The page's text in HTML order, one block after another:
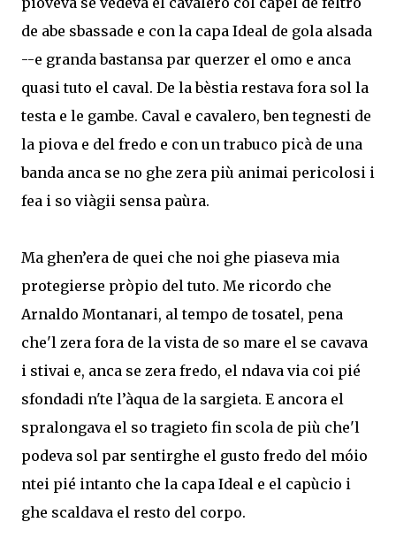
de abe sbassade e con la capa Ideal de gola alsada
--e granda bastansa par querzer el omo e anca
quasi tuto el caval. De la bèstia restava fora sol la
testa e le gambe. Caval e cavalero, ben tegnesti de
la piova e del fredo e con un trabuco picà de una
banda anca se no ghe zera più animai pericolosi i
fea i so viàgii sensa paùra.
Ma ghen’era de quei che noi ghe piaseva mia
protegierse pròpio del tuto. Me ricordo che
Arnaldo Montanari, al tempo de tosatel, pena
che'l zera fora de la vista de so mare el se cavava
i stivai e, anca se zera fredo, el ndava via coi pié
sfondadi n'te l’àqua de la sargieta. E ancora el
spralongava el so tragieto fin scola de più che'l
podeva sol par sentirghe el gusto fredo del móio
ntei pié intanto che la capa Ideal e el capùcio i
ghe scaldava el resto del corpo.